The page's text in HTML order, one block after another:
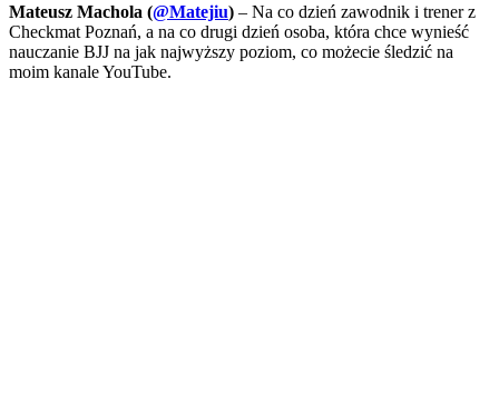
Mateusz Machola (@Matejiu) – Na co dzień zawodnik i trener z
Checkmat Poznań, a na co drugi dzień osoba, która chce wynieść
nauczanie BJJ na jak najwyższy poziom, co możecie śledzić na
moim kanale YouTube.